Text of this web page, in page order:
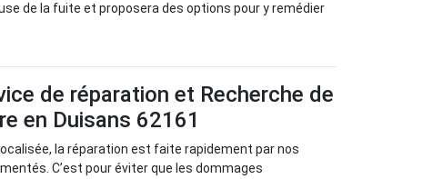
de la fuite et proposera des options pour y remédier
de réparation et Recherche de
en Duisans 62161
la réparation est faite rapidement par nos
C’est pour éviter que les dommages